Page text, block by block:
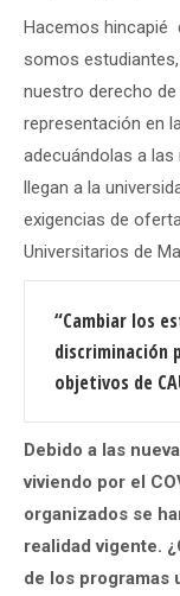
Hacemos hincapié
somos
nuestro derecho
representación en
adecuándolas a
llegan a la
exigencias de
Universitarios de
“Cambiar los
discriminación
objetivos de
Debido a las
viviendo por el
organizados se
realidad vigente.
de los programas